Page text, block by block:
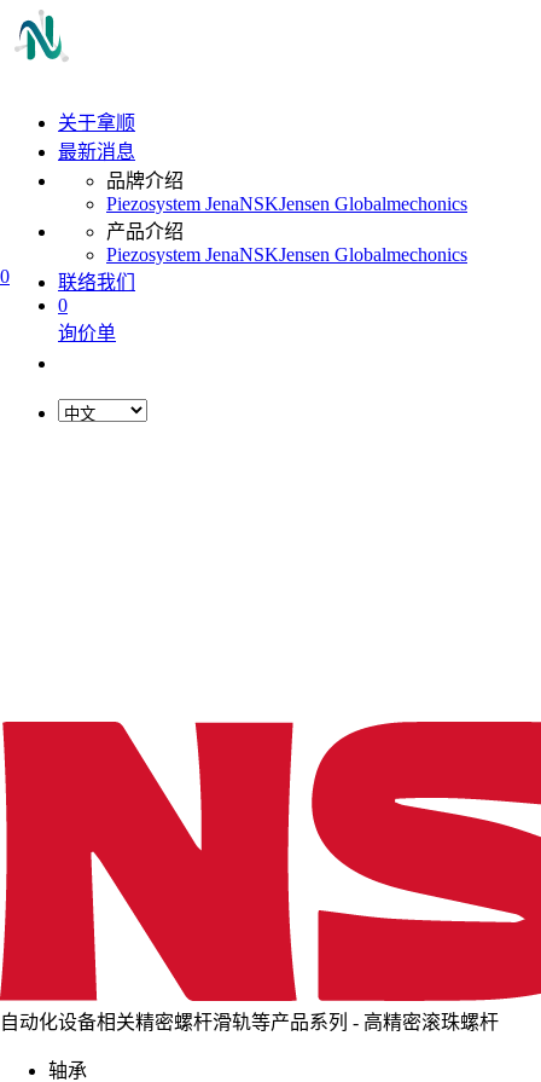
0
关于拿顺
最新消息
品牌介绍
Piezosystem JenaNSKJensen Globalmechonics
产品介绍
Piezosystem JenaNSKJensen Globalmechonics
联络我们
0
询价单
自动化设备相关精密螺杆滑轨等产品系列 - 高精密滚珠螺杆
轴承